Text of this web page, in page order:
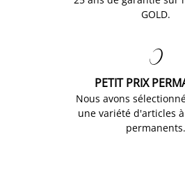
GOLD.

PETIT PRIX
Nous avons
une variété d'articles
permanents.